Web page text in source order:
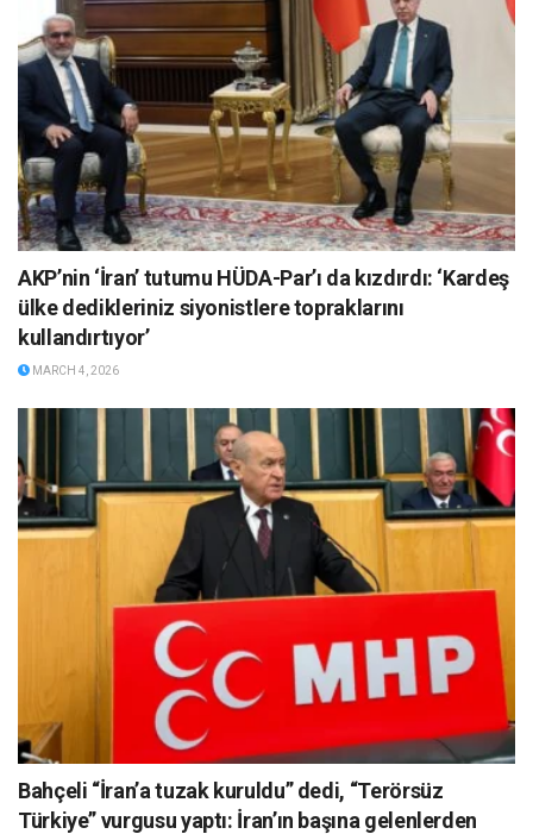
AKP’nin ‘İran’ tutumu HÜDA-Par’ı da kızdırdı: ‘Kardeş
ülke dedikleriniz siyonistlere topraklarını
kullandırtıyor’
MARCH 4, 2026
Bahçeli “İran’a tuzak kuruldu” dedi, “Terörsüz
Türkiye” vurgusu yaptı: İran’ın başına gelenlerden